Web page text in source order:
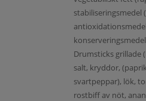
stabiliseringsmedel
antioxidationsmedel
Drumsticks grillade
salt, kryddor,
svartpeppar), lök,
rostbiff av nöt,